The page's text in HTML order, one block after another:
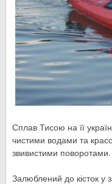
Сплав Тисою на її
чистими водами та
звивистими поворотами.
Залюблений до кісток у